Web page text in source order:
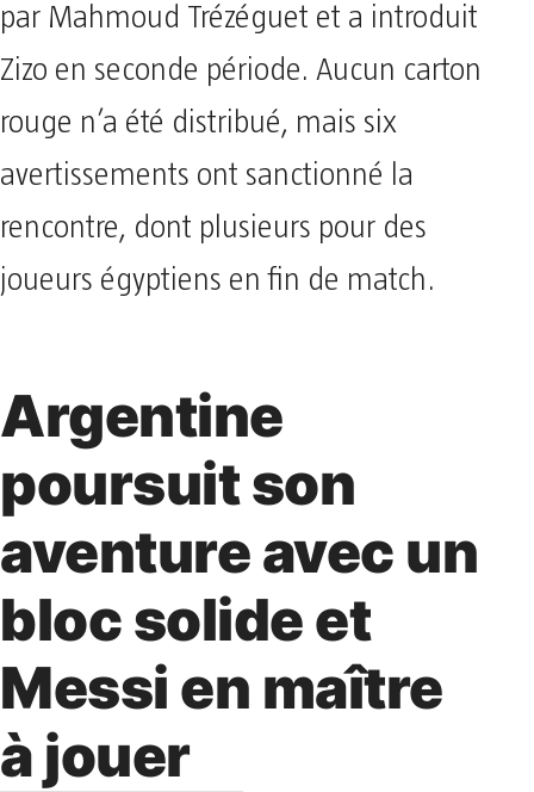
par Mahmoud Trézéguet et a introduit
Zizo en seconde période. Aucun carton
rouge n’a été distribué, mais six
avertissements ont sanctionné la
rencontre, dont plusieurs pour des
joueurs égyptiens en fin de match.
Argentine
poursuit son
aventure avec un
bloc solide et
Messi en maître
à jouer